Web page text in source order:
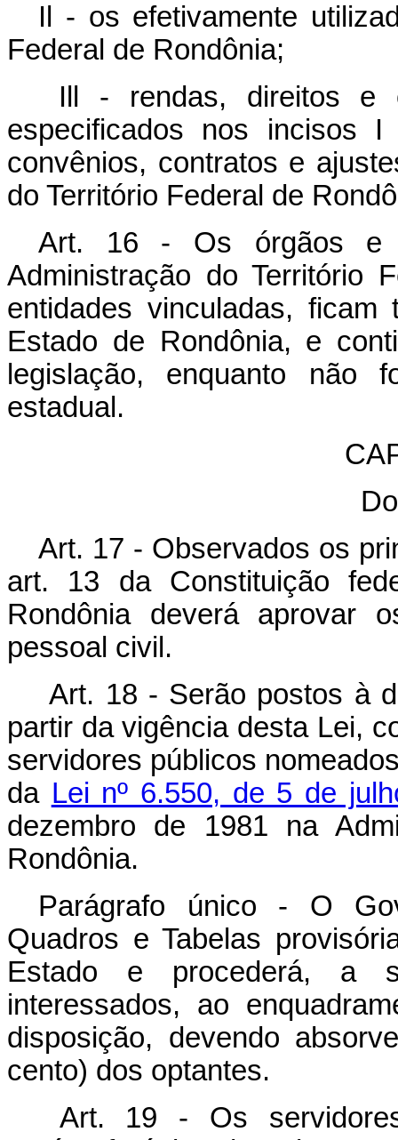
Il - os efetivamente
Federal de Rondônia;
Ill - rendas, direitos e
especificados nos incisos
convênios, contratos e
do Território Federal de
Art. 16 - Os órgãos e
Administração do Território
entidades vinculadas,
Estado de Rondônia, e
legislação, enquanto não
estadual.
Art. 17 - Observados os
art. 13 da Constituição
Rondônia deverá aprovar
pessoal civil.
Art. 18 - Serão postos à
partir da vigência desta Lei,
servidores públicos
da Lei nº 6.550, de 5 de
dezembro de 1981 na
Rondônia.
Parágrafo único - O
Quadros e Tabelas
Estado e procederá, a
interessados, ao
disposição, devendo
cento) dos optantes.
Art. 19 - Os